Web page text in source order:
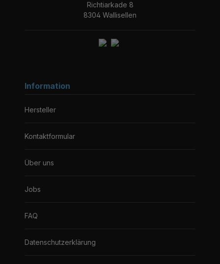
Richtiarkade 8
8304 Wallisellen
Information
Hersteller
Kontaktformular
Über uns
Jobs
FAQ
Datenschutzerklärung